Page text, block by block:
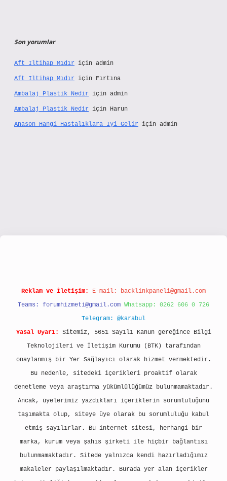
Son yorumlar
Aft Iltihap Mıdır için admin
Aft Iltihap Mıdır için Fırtına
Ambalaj Plastik Nedir için admin
Ambalaj Plastik Nedir için Harun
Anason Hangi Hastalıklara Iyi Gelir için admin
Reklam ve İletişim: E-mail: backlinkpaneli@gmail.com
Teams: forumhizmeti@gmail.com Whatsapp: 0262 606 0 726
Telegram: @karabul
Yasal Uyarı:
Sitemiz, 5651 Sayılı Kanun gereğince Bilgi
Teknolojileri ve İletişim Kurumu (BTK) tarafından
onaylanmış bir Yer Sağlayıcı olarak hizmet vermektedir.
Bu nedenle, sitedeki içerikleri proaktif olarak
denetleme veya araştırma yükümlülüğümüz bulunmamaktadır.
Ancak, üyelerimiz yazdıkları içeriklerin sorumluluğunu
taşımakta olup, siteye üye olarak bu sorumluluğu kabul
etmiş sayılırlar. Bu internet sitesi, herhangi bir
marka, kurum veya şahıs şirketi ile hiçbir bağlantısı
bulunmamaktadır. Sitede yalnızca kendi hazırladığımız
makaleler paylaşılmaktadır. Burada yer alan içerikler